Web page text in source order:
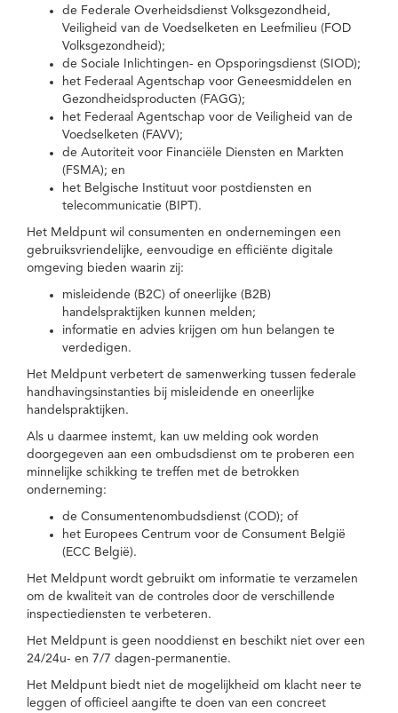
de Federale Overheidsdienst Volksgezondheid,
Veiligheid van de Voedselketen en Leefmilieu (FOD
Volksgezondheid);
de Sociale Inlichtingen- en Opsporingsdienst (SIOD);
het Federaal Agentschap voor Geneesmiddelen en
Gezondheidsproducten (FAGG);
het Federaal Agentschap voor de Veiligheid van de
Voedselketen (FAVV);
de Autoriteit voor Financiële Diensten en Markten
(FSMA); en
het Belgische Instituut voor postdiensten en
telecommunicatie (BIPT).
Het Meldpunt wil consumenten en ondernemingen een
gebruiksvriendelijke, eenvoudige en efficiënte digitale
omgeving bieden waarin zij:
misleidende (B2C) of oneerlijke (B2B)
handelspraktijken kunnen melden;
informatie en advies krijgen om hun belangen te
verdedigen.
Het Meldpunt verbetert de samenwerking tussen federale
handhavingsinstanties bij misleidende en oneerlijke
handelspraktijken.
Als u daarmee instemt, kan uw melding ook worden
doorgegeven aan een ombudsdienst om te proberen een
minnelijke schikking te treffen met de betrokken
onderneming:
de Consumentenombudsdienst (COD); of
het Europees Centrum voor de Consument België
(ECC België).
Het Meldpunt wordt gebruikt om informatie te verzamelen
om de kwaliteit van de controles door de verschillende
inspectiediensten te verbeteren.
Het Meldpunt is geen nooddienst en beschikt niet over een
24/24u- en 7/7 dagen-permanentie.
Het Meldpunt biedt niet de mogelijkheid om klacht neer te
leggen of officieel aangifte te doen van een concreet